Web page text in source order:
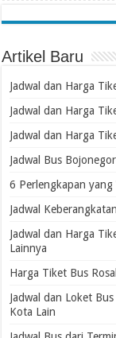
Artikel Baru
Jadwal dan Harga
Jadwal dan Harga
Jadwal dan Harga
Jadwal Bus
6 Perlengkapan yang
Jadwal
Jadwal dan Harga
Lainnya
Harga Tiket Bus
Jadwal dan Loket
Kota Lain